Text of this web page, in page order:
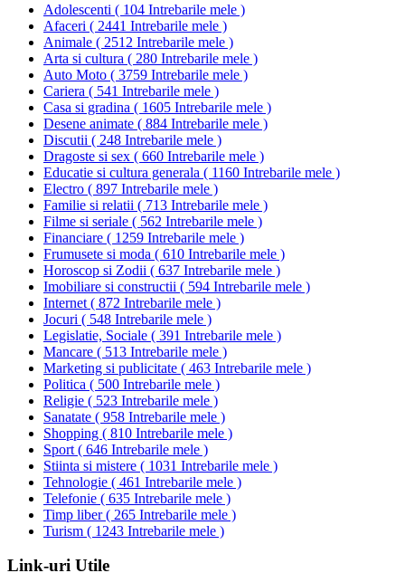
Adolescenti ( 104 Intrebarile mele )
Afaceri ( 2441 Intrebarile mele )
Animale ( 2512 Intrebarile mele )
Arta si cultura ( 280 Intrebarile mele )
Auto Moto ( 3759 Intrebarile mele )
Cariera ( 541 Intrebarile mele )
Casa si gradina ( 1605 Intrebarile mele )
Desene animate ( 884 Intrebarile mele )
Discutii ( 248 Intrebarile mele )
Dragoste si sex ( 660 Intrebarile mele )
Educatie si cultura generala ( 1160 Intrebarile mele )
Electro ( 897 Intrebarile mele )
Familie si relatii ( 713 Intrebarile mele )
Filme si seriale ( 562 Intrebarile mele )
Financiare ( 1259 Intrebarile mele )
Frumusete si moda ( 610 Intrebarile mele )
Horoscop si Zodii ( 637 Intrebarile mele )
Imobiliare si constructii ( 594 Intrebarile mele )
Internet ( 872 Intrebarile mele )
Jocuri ( 548 Intrebarile mele )
Legislatie, Sociale ( 391 Intrebarile mele )
Mancare ( 513 Intrebarile mele )
Marketing si publicitate ( 463 Intrebarile mele )
Politica ( 500 Intrebarile mele )
Religie ( 523 Intrebarile mele )
Sanatate ( 958 Intrebarile mele )
Shopping ( 810 Intrebarile mele )
Sport ( 646 Intrebarile mele )
Stiinta si mistere ( 1031 Intrebarile mele )
Tehnologie ( 461 Intrebarile mele )
Telefonie ( 635 Intrebarile mele )
Timp liber( 265 Intrebarile mele )
Turism ( 1243 Intrebarile mele )
Link-uri Utile